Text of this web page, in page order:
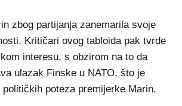
zbog partijanja zanemarila svoje
Kritičari ovog tabloida pak tvrde
interesu, s obzirom na to da
ulazak Finske u NATO, što je
političkih poteza premijerke Marin.